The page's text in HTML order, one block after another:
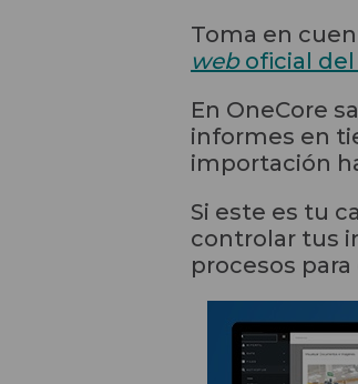
Toma en
weboficial del
En OneCore
informes en
importación
Si este es tu
controlar tus
procesos